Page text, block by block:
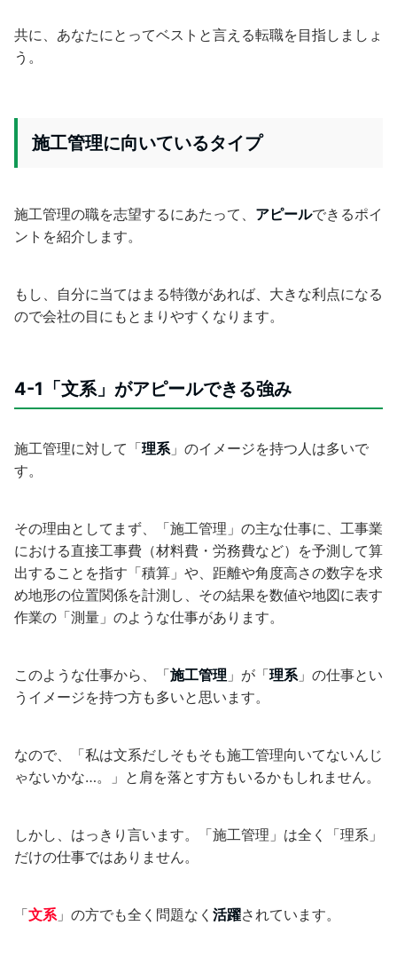
共に、あなたにとってベストと言える転職を目指しましょ
う。
施工管理に向いているタイプ
施工管理の職を志望するにあたって、 アピールできるポイ
ントを紹介します。
もし、自分に当てはまる特徴があれば、大きな利点になる
ので会社の目にもとまりやすくなります。
4-1「文系」がアピールできる強み
施工管理に対して「理系」のイメージを持つ人は多いで
す。
その理由としてまず、「施工管理」の主な仕事に、工事業
における直接工事費（材料費・労務費など）を予測して算
出することを指す「積算」や、距離や角度高さの数字を求
め地形の位置関係を計測し、その結果を数値や地図に表す
作業の「測量」のような仕事があります。
このような仕事から、「施工管理 」が「理系」の仕事とい
うイメージを持つ方も多いと思います。
なので、「私は文系だしそもそも施工管理向いてないんじ
ゃないかな…。」と肩を落とす方もいるかもしれません。
しかし、はっきり言います。「施工管理」は全く「理系」
だけの仕事ではありません。
「文系」の方でも全く問題なく 活躍されています。